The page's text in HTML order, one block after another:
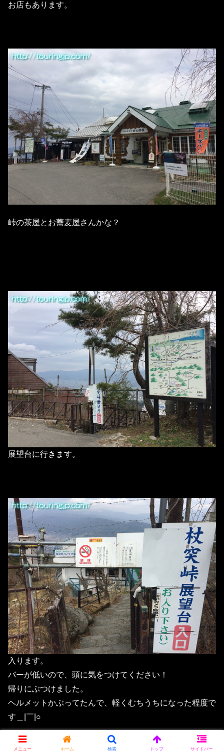
お店もあります。
峠の茶屋とお蕎麦屋さんかな？
展望台に行きます。
入ります。
バーが低いので、頭に気をつけてください！
帰りにぶつけました。
ヘルメットかぶってたんで、軽くむちうちになった程度で
す＿|￣|○
メニュー ホーム 検索 トップ サイドバー